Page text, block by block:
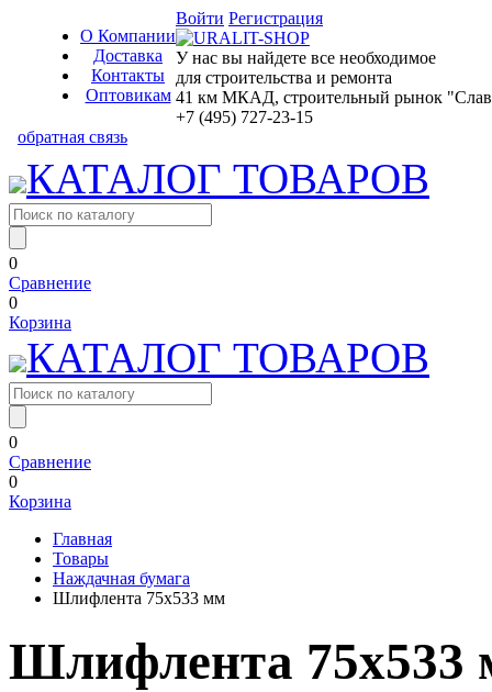
О Компании
Доставка
Контакты
Оптовикам
Войти Регистрация
У нас вы найдете все необходимое
для строительства и ремонта
41 км МКАД, строительный рынок
+7 (495) 727-23-15
обратная связь
КАТАЛОГ ТОВАРОВ
0
Сравнение
0
Корзина
КАТАЛОГ ТОВАРОВ
0
Сравнение
0
Корзина
Главная
Товары
Наждачная бумага
Шлифлента 75х533 мм
Шлифлента 75х533